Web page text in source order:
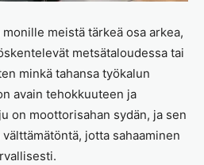
meistä tärkeä osa arkea,
metsätaloudessa tai
minkä tahansa työkalun
avain tehokkuuteen ja
on moottorisahan sydän, ja sen
jotta sahaaminen